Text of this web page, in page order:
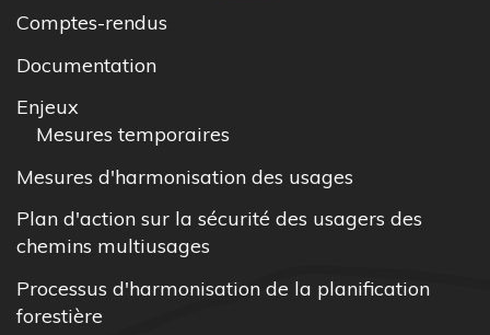
Comptes-rendus
Documentation
Enjeux
Mesures temporaires
Mesures d'harmonisation des usages
Plan d'action sur la sécurité des usagers des
chemins multiusages
Processus d'harmonisation de la planification
forestière